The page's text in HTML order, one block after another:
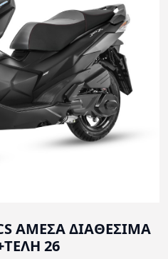
ΑΜΕΣΑ ΔΙΑΘΕΣΙΜΑ
26